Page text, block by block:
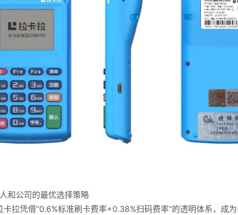
和公司的最优选择策略
拉凭借“0.6%标准刷卡费率+0.38%扫码费率”的透明体系，成